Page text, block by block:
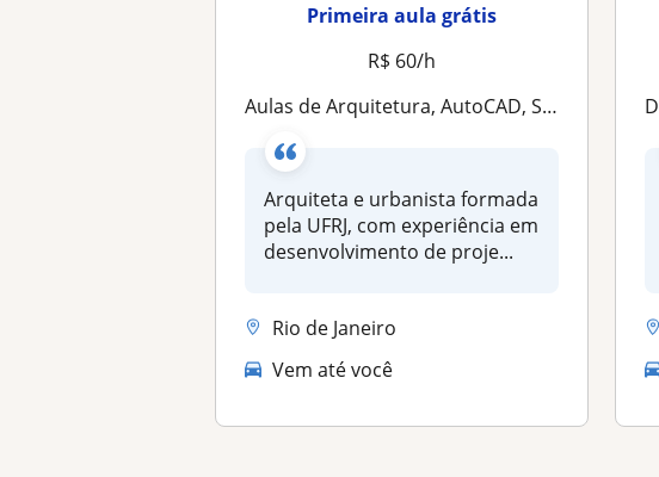
Primeira aula grátis
R$ 60/h
Aulas de Arquitetura, AutoCAD, SketchUp, Revit, e desenvolvimento de projetos acadêmicos, escrita e portfólio para editais
Arquiteta e urbanista formada
pela UFRJ, com experiência em
desenvolvimento de proje...
Rio de Janeiro
Vem até você